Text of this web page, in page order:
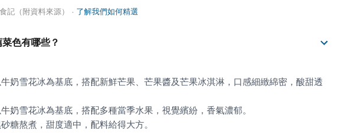
記（附資料來源） · 了解我們如何精選
色有哪些？
牛奶雪花冰為基底，搭配新鮮芒果、芒果醬及芒果冰淇淋，口感細緻綿密，酸甜透